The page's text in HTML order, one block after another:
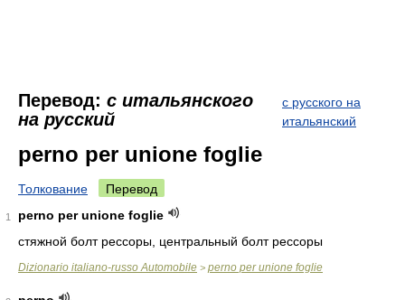
Перевод: с итальянского
на русский
с русского на
итальянский
perno per unione foglie
Толкование Перевод
1
perno per unione foglie
стяжной болт рессоры, центральный болт рессоры
Dizionario italiano-russo Automobile > perno per unione foglie